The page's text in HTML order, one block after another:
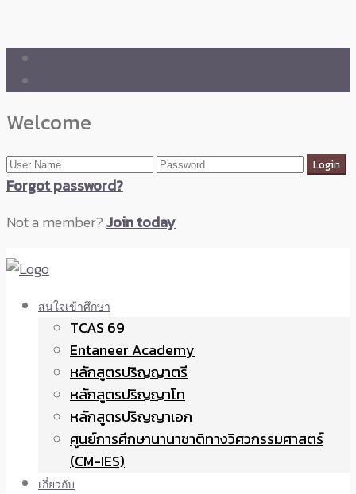
Welcome
Forgot password?
Not a member?Join today
สนใจเข้าศึกษา
TCAS 69
Entaneer Academy
หลักสูตรปริญญาตรี
หลักสูตรปริญญาโท
หลักสูตรปริญญาเอก
ศูนย์การศึกษานานาชาติทางวิศวกรรมศาสตร์
(CM-IES)
เกี่ยวกับ